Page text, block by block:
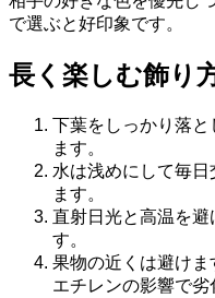
で選ぶと好印象です。
長く楽しむ飾り
下葉をしっかり落
ます。
水は浅めにして毎
ます。
直射日光と高温を避
す。
果物の近くは避けま
エチレンの影響で劣